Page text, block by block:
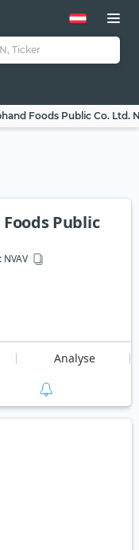
Foods Public Co. Ltd.
Public
NVAV
Analyse